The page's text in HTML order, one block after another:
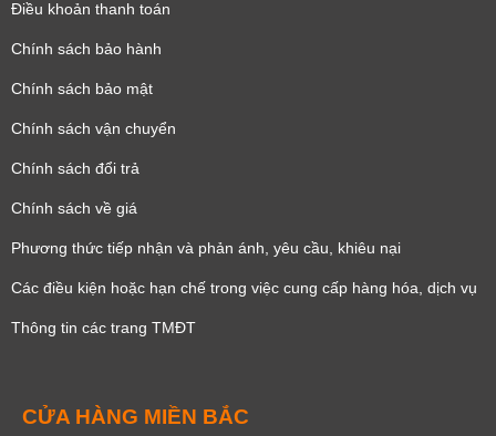
Điều khoản thanh toán
Chính sách bảo hành
Chính sách bảo mật
Chính sách vận chuyển
Chính sách đổi trả
Chính sách về giá
Phương thức tiếp nhận và phản ánh, yêu cầu, khiêu nại
Các điều kiện hoặc hạn chế trong việc cung cấp hàng hóa, dịch vụ
Thông tin các trang TMĐT
CỬA HÀNG MIỀN BẮC